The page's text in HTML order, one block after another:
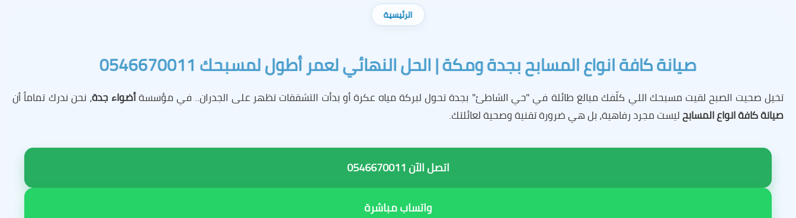
الرئيسية
صيانة كافة انواع المسابح بجدة ومكة | الحل النهائي لعمر أطول لمسبحك 0546670011
تخيل صحيت الصبح لقيت مسبحك اللي كلّفك مبالغ طائلة في "حي الشاطئ" بجدة تحول لبركة مياه عكرة أو بدأت التشققات تظهر على الجدران.. في مؤسسةأضواء جدة، نحن ندرك تماماً أن
صيانة كافة انواع المسابحليست مجرد رفاهية، بل هي ضرورة تقنية وصحية لعائلتك.
اتصل الآن 0546670011
واتساب مباشرة